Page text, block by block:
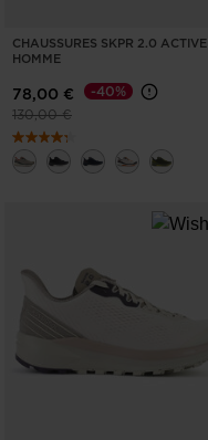
United
States.
CHAUSSURES SKPR 2.0 ACTIVE
HOMME
78,00 €
Prix réduit de
130,00 €à
-40%